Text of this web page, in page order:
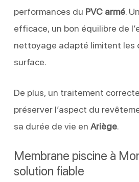
performances du PVC armé.
efficace, un bon équilibre de
nettoyage adapté limitent les
surface.
De plus, un traitement
préserver l’aspect du
sa durée de vie en Ariège.
Membrane piscine à
solution fiable